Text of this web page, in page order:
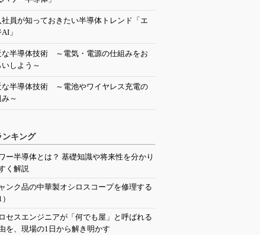
社員が知っておきたい半導体トレンド「エ
」
な半導体技術 ～電気・電源の仕組みをお
いしよう～
な半導体技術 ～電池やワイヤレス充電の
～
ンキング
ー半導体とは？ 基礎知識や将来性を分かり
く解説
ンク品の中華製オシロスコープを修理する
）
セスエンジニアが「何でも屋」と呼ばれる
を、現場の1日から解き明かす